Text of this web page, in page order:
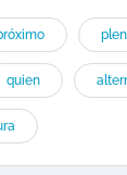
quien